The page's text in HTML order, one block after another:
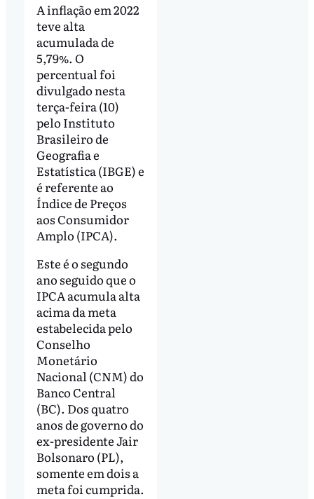
A inflação em 2022
teve alta
acumulada de
5,79%. O
percentual foi
divulgado nesta
terça-feira (10)
pelo Instituto
Brasileiro de
Geografia e
Estatística (IBGE) e
é referente ao
Índice de Preços
aos Consumidor
Amplo (IPCA).
Este é o segundo
ano seguido que o
IPCA acumula alta
acima da meta
estabelecida pelo
Conselho
Monetário
Nacional (CNM) do
Banco Central
(BC). Dos quatro
anos de governo do
ex-presidente Jair
Bolsonaro (PL),
somente em dois a
meta foi cumprida.